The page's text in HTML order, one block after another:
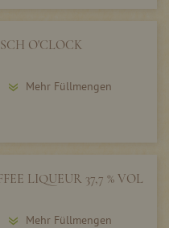
O'CLOCK
Mehr Füllmengen
LIQUEUR 37,7 % VOL
Mehr Füllmengen